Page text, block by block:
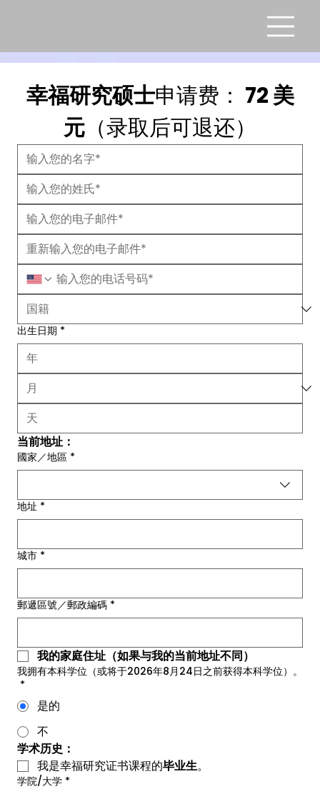
幸福研究硕士申请费： 72 美
元 （录取后可退还）
出生日期 *
当前地址：
当前地址 - 多行地址
國家／地區 *
地址 *
城市 *
郵遞區號／郵政編碼 *
我的家庭住址（如果与我的当前地址不同）
我拥有本科学位（或将于2026年8月24日之前获得本科学位）。
*
是的
不
学术历史：
我是幸福研究证书课程的毕业生。
学院/大学 *